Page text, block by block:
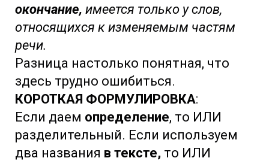
окончание, имеется только у слов,
относящихся к изменяемым частям
речи.
Разница настолько понятная, что
здесь трудно ошибиться.
КОРОТКАЯ ФОРМУЛИРОВКА:
Если даем определение, то ИЛИ
разделительный. Если используем
два названия в тексте, то ИЛИ